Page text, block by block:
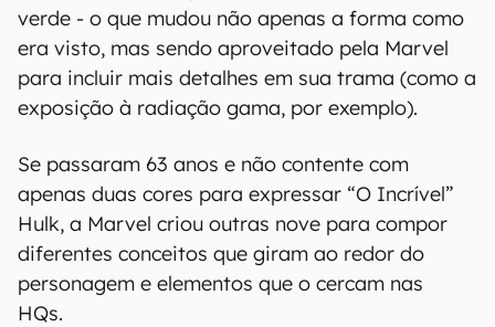
verde - o que mudou não apenas a forma como
era visto, mas sendo aproveitado pela Marvel
para incluir mais detalhes em sua trama (como a
exposição à radiação gama, por exemplo).
Se passaram 63 anos e não contente com
apenas duas cores para expressar “O Incrível”
Hulk, a Marvel criou outras nove para compor
diferentes conceitos que giram ao redor do
personagem e elementos que o cercam nas
HQs.